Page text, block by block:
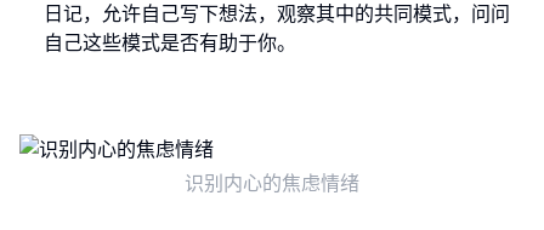
日记，允许自己写下想法，观察其中的共同模式，问问
自己这些模式是否有助于你。
识别内心的焦虑情绪